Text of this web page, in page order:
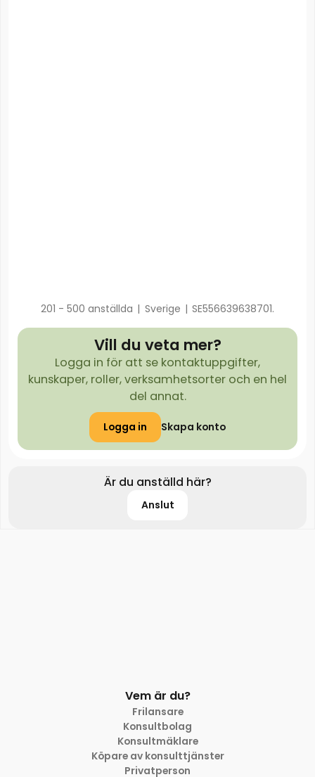
201 - 500 anställda | Sverige | SE556639638701.
Vill du veta mer?
Logga in för att se kontaktuppgifter,
kunskaper, roller, verksamhetsorter och en hel
del annat.
Logga in Skapa konto
Är du anställd här?
Anslut
Vem är du?
Frilansare
Konsultbolag
Konsultmäklare
Köpare av konsulttjänster
Privatperson